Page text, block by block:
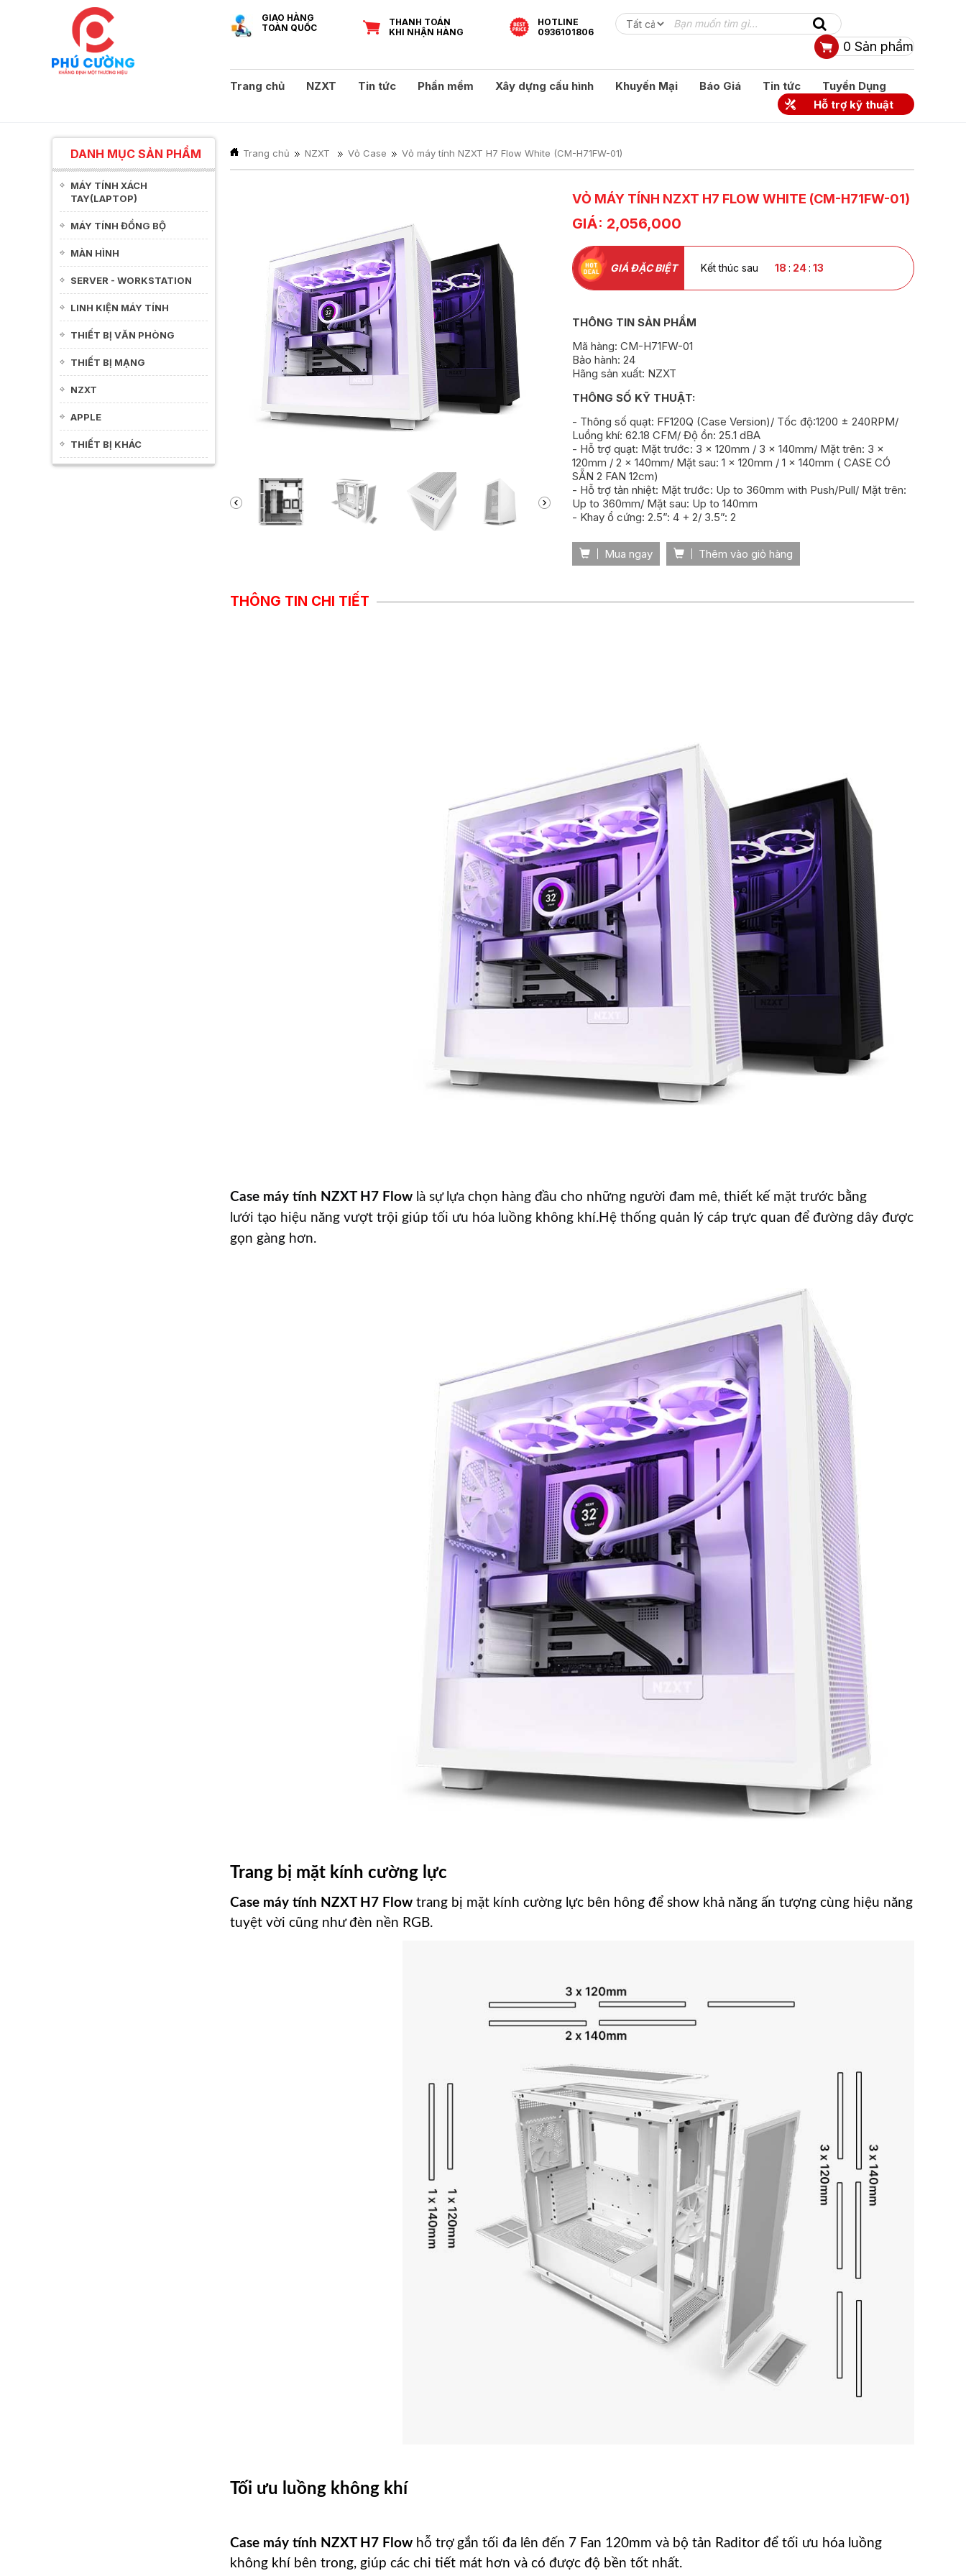
GIAO HÀNG
TOÀN QUỐC
THANH TOÁN
KHI NHẬN HÀNG
HOTLINE
0936101806
0 Sản phẩm
Trang chủ NZXT Tin tức Phần mềm Xây dựng cấu hình Khuyến Mại Báo Giá Tin tức
Tuyển Dụng
Hỗ trợ kỹ thuật
DANH MỤC SẢN PHẨM
MÁY TÍNH XÁCH
TAY(LAPTOP)
MÁY TÍNH ĐỒNG BỘ
MÀN HÌNH
SERVER - WORKSTATION
LINH KIỆN MÁY TÍNH
THIẾT BỊ VĂN PHÒNG
THIẾT BỊ MẠNG
NZXT
APPLE
THIẾT BỊ KHÁC
Trang chủ NZXT Vỏ Case Vỏ máy tính NZXT H7 Flow White (CM-H71FW-01)
VỎ MÁY TÍNH NZXT H7 FLOW WHITE (CM-H71FW-01)
GIÁ: 2,056,000
GIÁ ĐẶC BIỆT Kết thúc sau 18 : 24 : 13
THÔNG TIN SẢN PHẨM
Mã hàng: CM-H71FW-01
Bảo hành: 24
Hãng sản xuất: NZXT
THÔNG SỐ KỸ THUẬT:
- Thông số quạt: FF120Q (Case Version)/ Tốc độ:1200 ± 240RPM/
Luồng khí: 62.18 CFM/ Độ ồn: 25.1 dBA
- Hỗ trợ quạt: Mặt trước: 3 x 120mm / 3 x 140mm/ Mặt trên: 3 x
120mm / 2 x 140mm/ Mặt sau: 1 x 120mm / 1 x 140mm ( CASE CÓ
SẴN 2 FAN 12cm)
- Hỗ trợ tản nhiệt: Mặt trước: Up to 360mm with Push/Pull/ Mặt trên:
Up to 360mm/ Mặt sau: Up to 140mm
- Khay ổ cứng: 2.5”: 4 + 2/ 3.5”: 2
Mua ngay Thêm vào giỏ hàng
THÔNG TIN CHI TIẾT
Case máy tính NZXT H7 Flow là sự lựa chọn hàng đầu cho những người đam mê, thiết kế mặt trước bằng
lưới tạo hiệu năng vượt trội giúp tối ưu hóa luồng không khí.Hệ thống quản lý cáp trực quan để đường dây được
gọn gàng hơn.
Trang bị mặt kính cường lực
Case máy tính NZXT H7 Flow trang bị mặt kính cường lực bên hông để show khả năng ấn tượng cùng hiệu năng
tuyệt vời cũng như đèn nền RGB.
Tối ưu luồng không khí
Case máy tính NZXT H7 Flow hỗ trợ gắn tối đa lên đến 7 Fan 120mm và bộ tản Raditor để tối ưu hóa luồng
không khí bên trong, giúp các chi tiết mát hơn và có được độ bền tốt nhất.